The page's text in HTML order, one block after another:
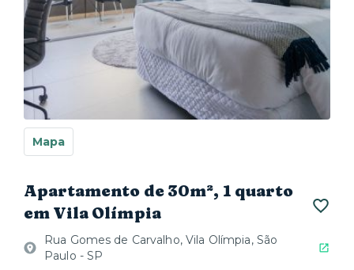
Mapa
Apartamento de 30m², 1 quarto
em Vila Olímpia
Rua Gomes de Carvalho, Vila Olímpia, São
Paulo - SP